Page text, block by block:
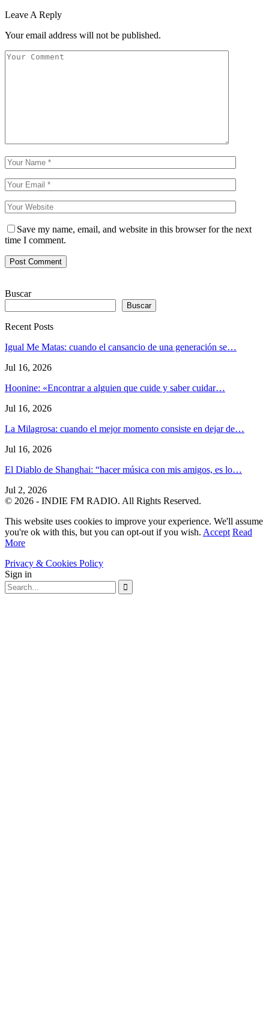
Leave A Reply
Your email address will not be published.
Save my name, email, and website in this browser for the next
time I comment.
Buscar
Buscar
Recent Posts
Igual Me Matas: cuando el cansancio de una generación se…
Jul 16, 2026
Hoonine: «Encontrar a alguien que cuide y saber cuidar…
Jul 16, 2026
La Milagrosa: cuando el mejor momento consiste en dejar de…
Jul 16, 2026
El Diablo de Shanghai: “hacer música con mis amigos, es lo…
Jul 2, 2026
© 2026 - INDIE FM RADIO. All Rights Reserved.
This website uses cookies to improve your experience. We'll assume
you're ok with this, but you can opt-out if you wish. Accept Read
More
Privacy & Cookies Policy
Sign in